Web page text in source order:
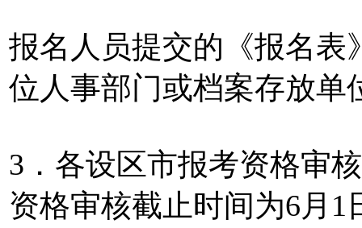
报名人员提交的《报名表
位人事部门或档案存放单
3．各设区市报考资格审
资格审核截止时间为6月